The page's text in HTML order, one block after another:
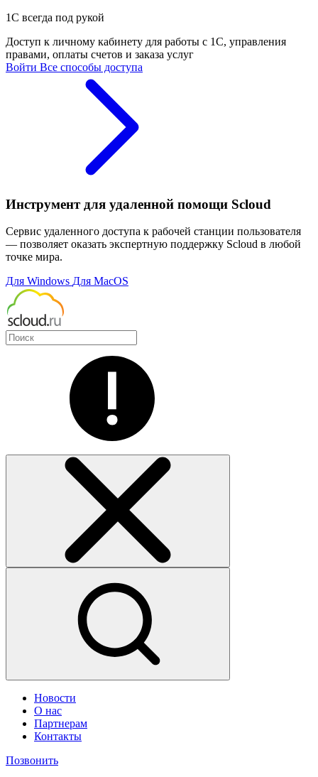
1С всегда под рукой
Доступ к личному кабинету для работы с 1С, управления
правами, оплаты счетов и заказа услуг
Войти Все способы доступа
Инструмент для удаленной помощи Scloud
Сервис удаленного доступа к рабочей станции пользователя
— позволяет оказать экспертную поддержку Scloud в любой
точке мира.
Для Windows Для MacOS
Новости
О нас
Партнерам
Контакты
Позвонить